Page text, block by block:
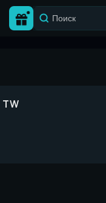
TW